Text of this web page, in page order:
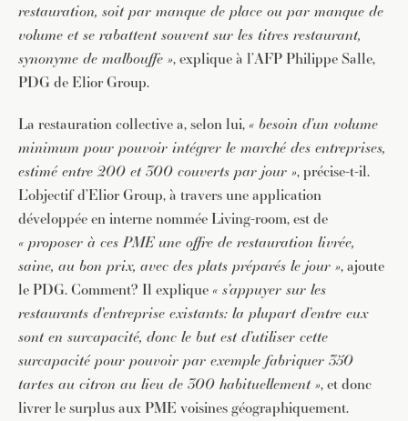
restauration, soit par manque de place ou par manque de
volume et se rabattent souvent sur les titres restaurant,
synonyme de malbouffe », explique à l’AFP Philippe Salle,
PDG de Elior Group.
La restauration collective a, selon lui, « besoin d’un volume
minimum pour pouvoir intégrer le marché des entreprises,
estimé entre 200 et 300 couverts par jour », précise-t-il.
L’objectif d’Elior Group, à travers une application
développée en interne nommée Living-room, est de
« proposer à ces PME une offre de restauration livrée,
saine, au bon prix, avec des plats préparés le jour », ajoute
le PDG. Comment? Il explique « s’appuyer sur les
restaurants d’entreprise existants: la plupart d’entre eux
sont en surcapacité, donc le but est d’utiliser cette
surcapacité pour pouvoir par exemple fabriquer 350
tartes au citron au lieu de 300 habituellement », et donc
livrer le surplus aux PME voisines géographiquement.